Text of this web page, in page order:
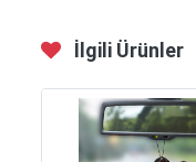
İlgili Ürünler